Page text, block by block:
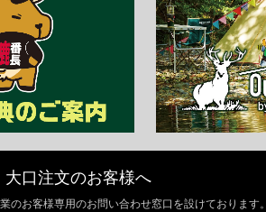
大口注文のお客様へ
のお客様専用のお問い合わせ窓口を設けております。